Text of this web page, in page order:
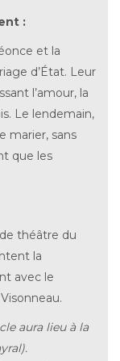
:
et la
d’État. Leur
l’amour, la
Le lendemain,
marier, sans
que les
théâtre du
la
avec le
aura lieu à la